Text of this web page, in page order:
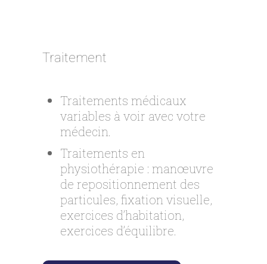
Traitement
Traitements médicaux
variables à voir avec votre
médecin.
Traitements en
physiothérapie : manœuvre
de repositionnement des
particules, fixation visuelle,
exercices d’habitation,
exercices d’équilibre.